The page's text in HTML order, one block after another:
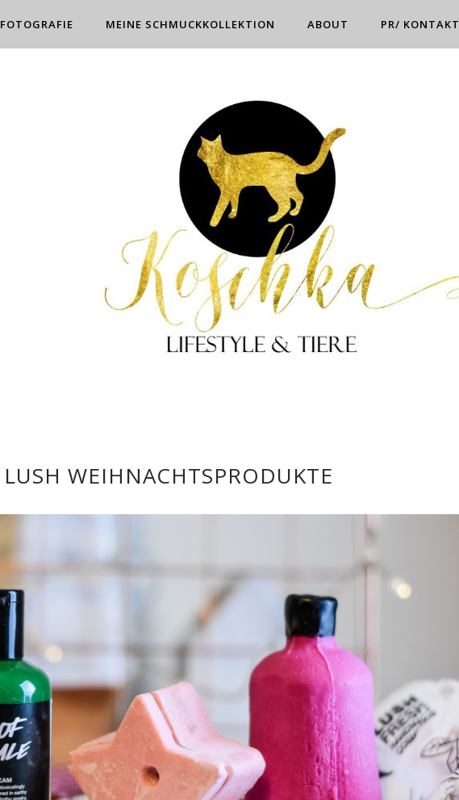
FOTOGRAFIE MEINE SCHMUCKKOLLEKTION ABOUT PR/ KONTAKT
LUSH WEIHNACHTSPRODUKTE